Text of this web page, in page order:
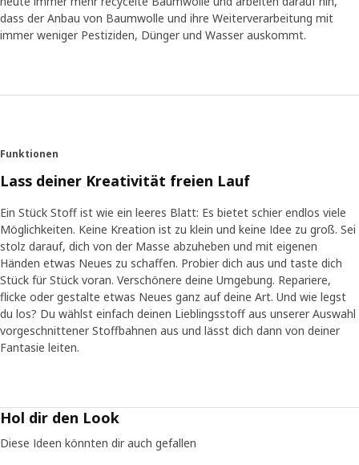
dass der Anbau von Baumwolle und ihre Weiterverarbeitung mit
immer weniger Pestiziden, Dünger und Wasser auskommt.
Funktionen
Lass deiner Kreativität freien Lauf
Ein Stück Stoff ist wie ein leeres Blatt: Es bietet schier endlos viele
Möglichkeiten. Keine Kreation ist zu klein und keine Idee zu groß. Sei
stolz darauf, dich von der Masse abzuheben und mit eigenen
Händen etwas Neues zu schaffen. Probier dich aus und taste dich
Stück für Stück voran. Verschönere deine Umgebung. Repariere,
flicke oder gestalte etwas Neues ganz auf deine Art. Und wie legst
du los? Du wählst einfach deinen Lieblingsstoff aus unserer Auswahl
vorgeschnittener Stoffbahnen aus und lässt dich dann von deiner
Fantasie leiten.
Hol dir den Look
Diese Ideen könnten dir auch gefallen